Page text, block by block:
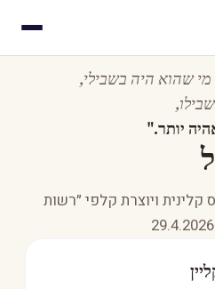
שהוא היה בשבילי,
יותר."
קלינית ויוצרת קלפי ״רשות